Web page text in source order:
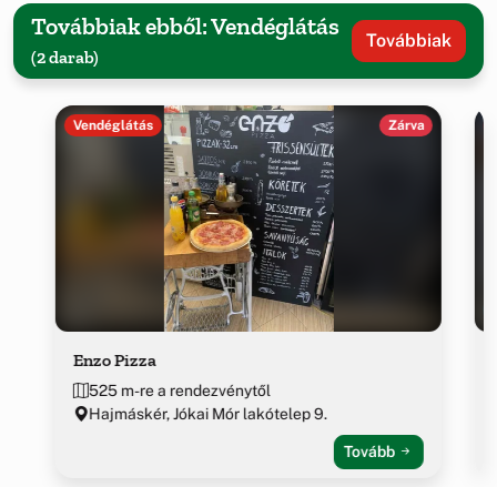
Továbbiak ebből: Vendéglátás
(2 darab)
Továbbiak
Vendéglátás Zárva
Enzo Pizza
525 m-re a rendezvénytől
Hajmáskér, Jókai Mór lakótelep 9.
Tovább